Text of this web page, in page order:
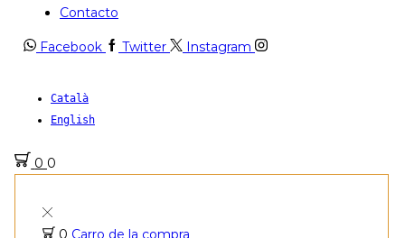
Contacto
Facebook Twitter Instagram
Català
English
0 0
0 Carro de la compra